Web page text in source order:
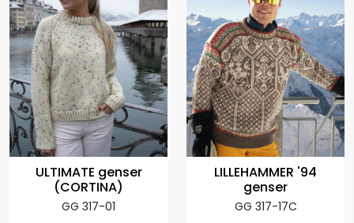
ULTIMATE genser
(CORTINA)
GG 317-01
LILLEHAMMER '94
genser
GG 317-17C